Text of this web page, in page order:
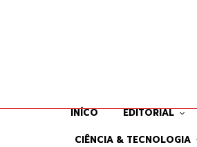
INÍCO EDITORIAL
CIÊNCIA & TECNOLOGIA